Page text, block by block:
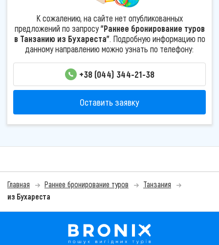
К сожалению, на сайте нет опубликованных
предложений по запросу"Раннее бронирование туров
в Танзанию из Бухареста". Подробную информацию по
данному направлению можно узнать по телефону:
+38 (044) 344-21-38
Оставить заявку
Главная Раннее бронирование туров
Танзания
из Бухареста